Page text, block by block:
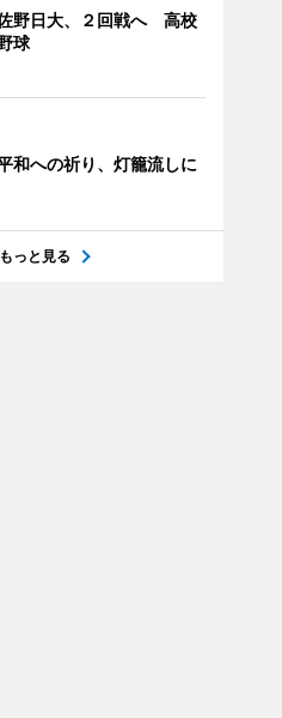
野日大、２回戦へ 高校
球
和への祈り、灯籠流しに
もっと見る